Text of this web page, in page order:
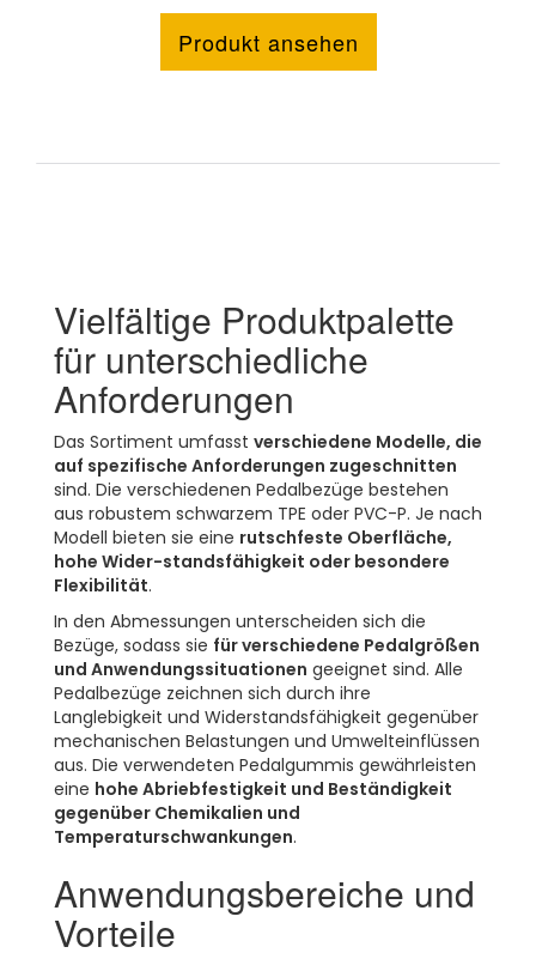
Produkt ansehen
Vielfältige Produktpalette
für unterschiedliche
Anforderungen
Das Sortiment umfasst verschiedene Modelle, die
auf spezifische Anforderungen zugeschnitten
sind. Die verschiedenen Pedalbezüge bestehen
aus robustem schwarzem TPE oder PVC-P. Je nach
Modell bieten sie eine rutschfeste Oberfläche,
hohe Wider-standsfähigkeit oder besondere
Flexibilität.
In den Abmessungen unterscheiden sich die
Bezüge, sodass sie für verschiedene Pedalgrößen
und Anwendungssituationen geeignet sind. Alle
Pedalbezüge zeichnen sich durch ihre
Langlebigkeit und Widerstandsfähigkeit gegenüber
mechanischen Belastungen und Umwelteinflüssen
aus. Die verwendeten Pedalgummis gewährleisten
eine hohe Abriebfestigkeit und Beständigkeit
gegenüber Chemikalien und
Temperaturschwankungen.
Anwendungsbereiche und
Vorteile